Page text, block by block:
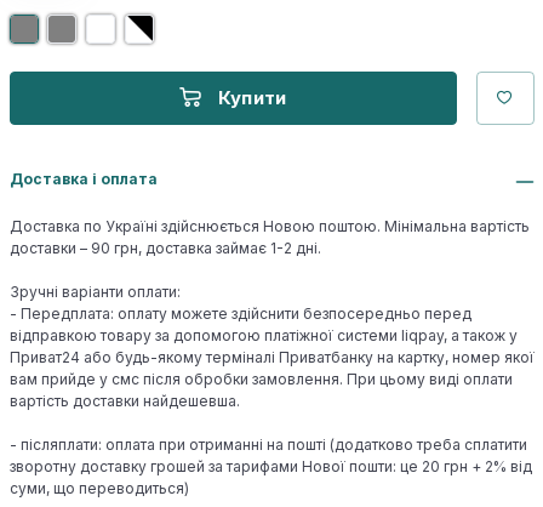
Купити
Доставка і оплата
Доставка по Україні здійснюється Новою поштою. Мінімальна вартість
доставки – 90 грн, доставка займає 1-2 дні.
Зручні варіанти оплати:
- Передплата: оплату можете здійснити безпосередньо перед
відправкою товару за допомогою платіжної системи liqpay, а також у
Приват24 або будь-якому терміналі Приватбанку на картку, номер якої
вам прийде у смс після обробки замовлення. При цьому виді оплати
вартість доставки найдешевша.
- післяплати: оплата при отриманні на пошті (додатково треба сплатити
зворотну доставку грошей за тарифами Нової пошти: це 20 грн + 2% від
суми, що переводиться)